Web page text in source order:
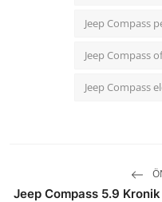
Jeep Compass
Jeep Compass
Jeep Compass
Jeep Compass 5.9 Kronik